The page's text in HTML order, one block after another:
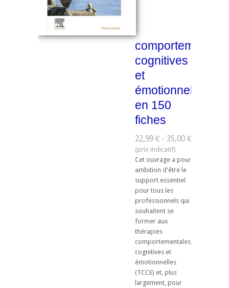
cognitives
et
émotionnelles
en 150
fiches
22,99 € - 35,00 €
Cet ouvrage a pour
ambition d'être le
support essentiel
pour tous les
professionnels qui
souhaitent se
former aux
thérapies
comportementales,
cognitives et
émotionnelles
(TCCE) et, plus
largement, pour